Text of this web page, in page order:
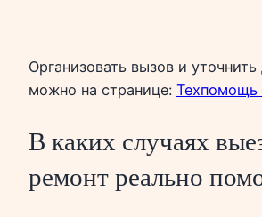
Организовать вызов и уточнить
можно на странице: Техпомощь
В каких случаях
ремонт реально